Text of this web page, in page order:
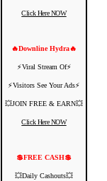
Click Here NOW
🔥Downline Hydra🔥
⚡️Viral Stream Of⚡️
⚡️Visitors See Your Ads⚡
💥JOIN FREE & EARN💥
Click Here NOW
💲FREE CASH💲
💥Daily Cashouts💥